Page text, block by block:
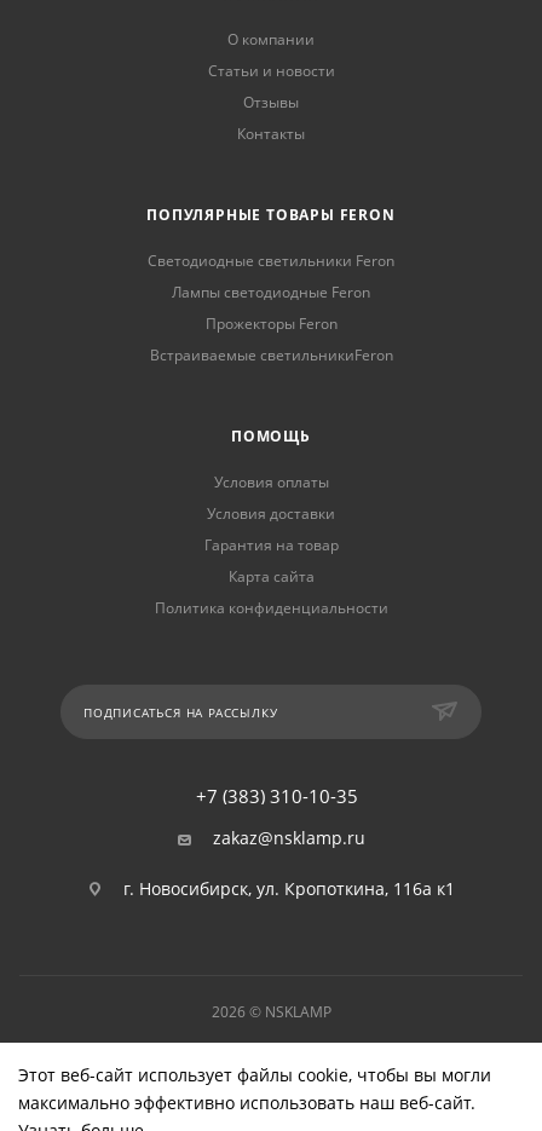
О компании
Статьи и новости
Отзывы
Контакты
ПОПУЛЯРНЫЕ ТОВАРЫ FERON
Светодиодные светильники Feron
Лампы светодиодные Feron
Прожекторы Feron
Встраиваемые светильникиFeron
ПОМОЩЬ
Условия оплаты
Условия доставки
Гарантия на товар
Карта сайта
Политика конфиденциальности
ПОДПИСАТЬСЯ НА РАССЫЛКУ
+7 (383) 310-10-35
zakaz@nsklamp.ru
г. Новосибирск, ул. Кропоткина, 116а к1
2026 © NSKLAMP
Этот веб-сайт использует файлы cookie, чтобы вы могли
максимально эффективно использовать наш веб-сайт.